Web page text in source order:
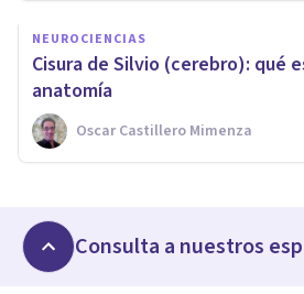
NEUROCIENCIAS
Cisura de Silvio (cerebro): qué
anatomía
Oscar Castillero Mimenza
Consulta a nuestros